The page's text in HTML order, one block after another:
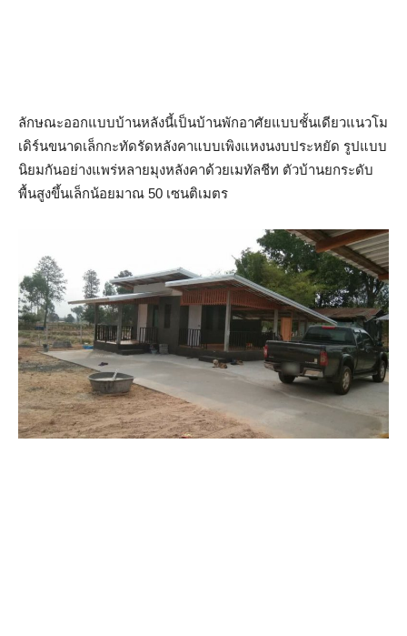
ลักษณะออกแบบบ้านหลังนี้เป็นบ้านพักอาศัยแบบชั้นเดียวแนวโม
เดิร์นขนาดเล็กกะทัดรัดหลังคาแบบเพิงแหงนงบประหยัด รูปแบบ
นิยมกันอย่างแพร่หลายมุงหลังคาด้วยเมทัลชีท ตัวบ้านยกระดับ
พื้นสูงขึ้นเล็กน้อยมาณ 50 เซนติเมตร